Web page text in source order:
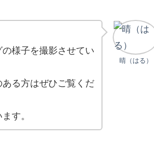
晴（はる）
様子を撮影させてい
る方はぜひご覧くだ
す。